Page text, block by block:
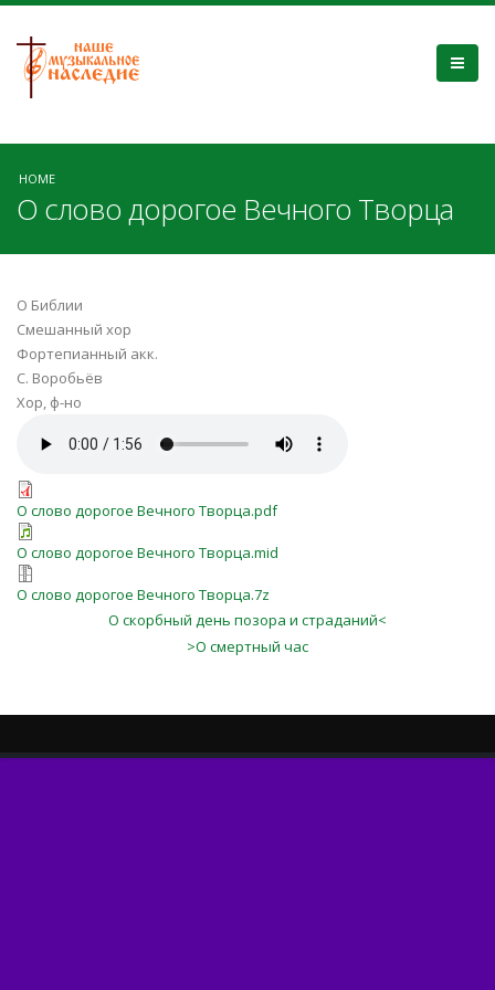
HOME
О слово дорогое Вечного Творца
О Библии
Смешанный хор
Фортепианный акк.
С. Воробьёв
Хор, ф-но
О слово дорогое Вечного Творца.pdf
О слово дорогое Вечного Творца.mid
О слово дорогое Вечного Творца.7z
О скорбный день позора и страданий<
>О смертный час